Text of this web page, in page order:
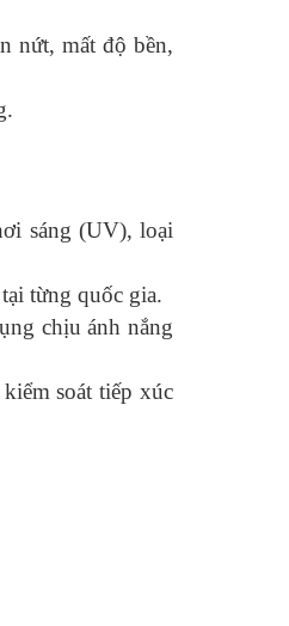
nứt, mất độ bền,
sáng (UV), loại
từng quốc gia.
chịu ánh nắng
soát tiếp xúc